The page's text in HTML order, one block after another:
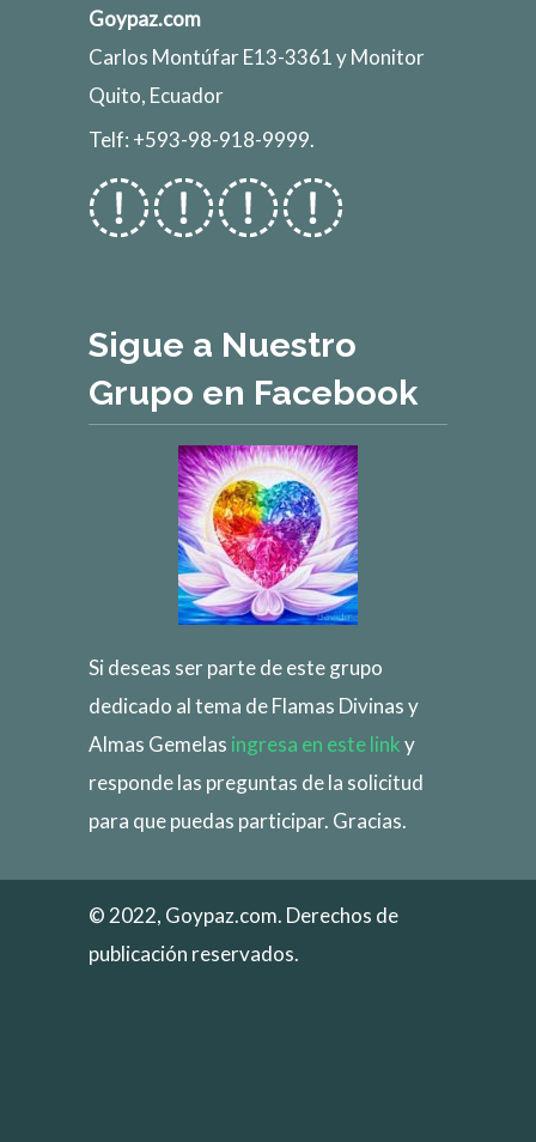
Goypaz.com
Carlos Montúfar E13-3361 y Monitor
Quito, Ecuador
Telf: +593-98-918-9999.
Sigue a Nuestro
Grupo en Facebook
Si deseas ser parte de este grupo
dedicado al tema de Flamas Divinas y
Almas Gemelas ingresa en este linky
responde las preguntas de la solicitud
para que puedas participar. Gracias.
© 2022, Goypaz.com. Derechos de
publicación reservados.